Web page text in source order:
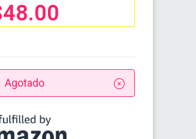
Agotado